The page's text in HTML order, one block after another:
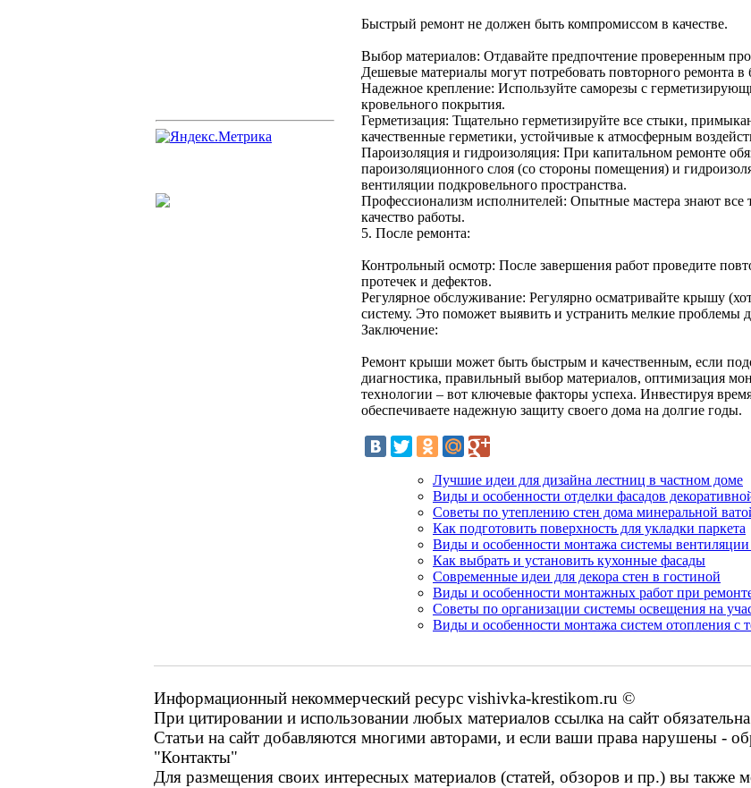
Быстрый ремонт не должен быть компромиссом в качестве.
Выбор материалов: Отдавайте предпочтение проверенным
Дешевые материалы могут потребовать повторного ремонта
Надежное крепление: Используйте саморезы с
кровельного покрытия.
Герметизация: Тщательно герметизируйте все стыки,
качественные герметики, устойчивые к атмосферным
Пароизоляция и гидроизоляция: При капитальном ремонте
пароизоляционного слоя (со стороны помещения) и
вентиляции подкровельного пространства.
Профессионализм исполнителей: Опытные мастера знают все
качество работы.
5. После ремонта:
Контрольный осмотр: После завершения работ проведите
протечек и дефектов.
Регулярное обслуживание: Регулярно осматривайте крышу
систему. Это поможет выявить и устранить мелкие проблемы
Заключение:
Ремонт крыши может быть быстрым и качественным, если
диагностика, правильный выбор материалов, оптимизация
технологии – вот ключевые факторы успеха. Инвестируя
обеспечиваете надежную защиту своего дома на долгие годы.
Лучшие идеи для дизайна лестниц в частном доме
Виды и особенности отделки фасадов
Советы по утеплению стен дома минеральной
Как подготовить поверхность для укладки паркета
Виды и особенности монтажа системы вентиляции
Как выбрать и установить кухонные фасады
Современные идеи для декора стен в гостиной
Виды и особенности монтажных работ при
Советы по организации системы освещения на
Виды и особенности монтажа систем отопления с
Информационный некоммерческий ресурс vishivka-krestikom.ru ©
При цитировании и использовании любых материалов ссылка на сайт обязательна
Статьи на сайт добавляются многими авторами, и если ваши права нарушены -
"Контакты"
Для размещения своих интересных материалов (статей, обзоров и пр.) вы также